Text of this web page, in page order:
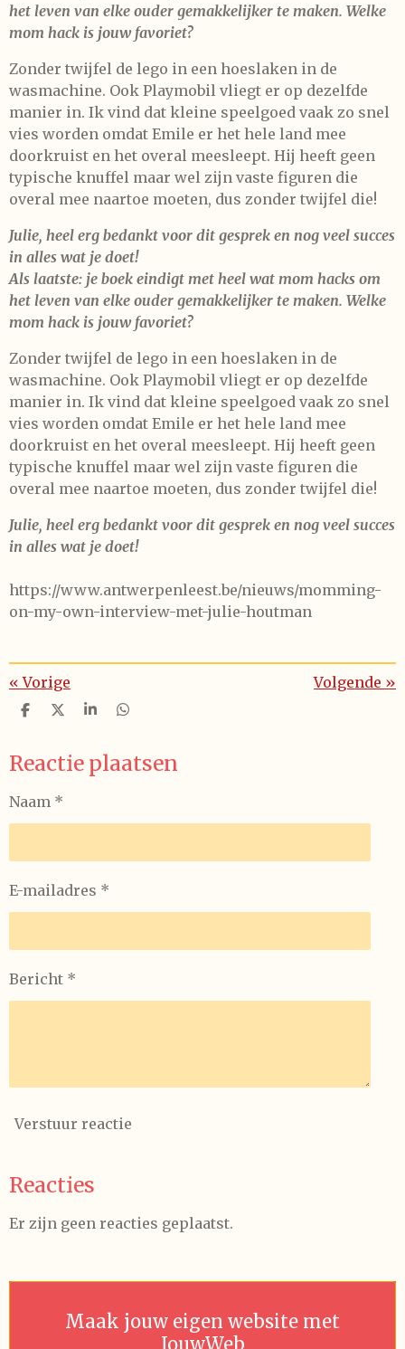
het leven van elke ouder gemakkelijker te maken. Welke
mom hack is jouw favoriet?
Zonder twijfel de lego in een hoeslaken in de
wasmachine. Ook Playmobil vliegt er op dezelfde
manier in. Ik vind dat kleine speelgoed vaak zo snel
vies worden omdat Emile er het hele land mee
doorkruist en het overal meesleept. Hij heeft geen
typische knuffel maar wel zijn vaste figuren die
overal mee naartoe moeten, dus zonder twijfel die!
Julie, heel erg bedankt voor dit gesprek en nog veel succes
in alles wat je doet!
Als laatste: je boek eindigt met heel wat mom hacks om
het leven van elke ouder gemakkelijker te maken. Welke
mom hack is jouw favoriet?
Zonder twijfel de lego in een hoeslaken in de
wasmachine. Ook Playmobil vliegt er op dezelfde
manier in. Ik vind dat kleine speelgoed vaak zo snel
vies worden omdat Emile er het hele land mee
doorkruist en het overal meesleept. Hij heeft geen
typische knuffel maar wel zijn vaste figuren die
overal mee naartoe moeten, dus zonder twijfel die!
Julie, heel erg bedankt voor dit gesprek en nog veel succes
in alles wat je doet!
https://www.antwerpenleest.be/nieuws/momming-
on-my-own-interview-met-julie-houtman
«Vorige Volgende »
D
e
n
D
l
S
r
e
D
e
n
Reactie plaatsen
Naam *
E-mailadres *
Bericht *
Verstuur reactie
Reacties
Er zijn geen reacties geplaatst.
Maak jouw eigen website met
JouwWeb